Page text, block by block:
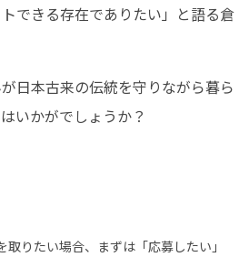
できる存在でありたい」と語る倉
日本古来の伝統を守りながら暮ら
いかがでしょうか？
りたい場合、まずは「応募したい」